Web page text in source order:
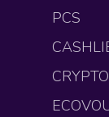
PCS